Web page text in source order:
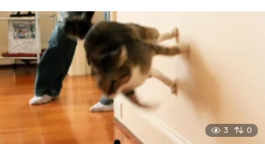
3 0